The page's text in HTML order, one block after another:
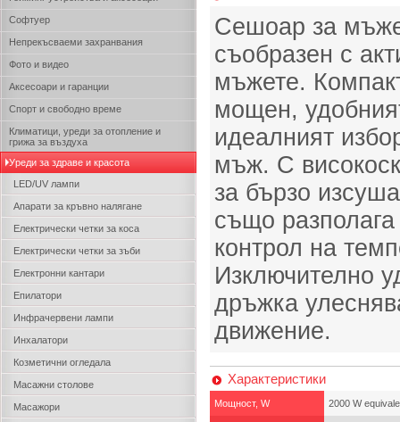
Софтуер
Непрекъсваеми захранвания
Фото и видео
Аксесоари и гаранции
Спорт и свободно време
Климатици, уреди за отопление и
грижа за въздуха
Уреди за здраве и красота
LED/UV лампи
Апарати за кръвно налягане
Електрически четки за коса
Електрически четки за зъби
Електронни кантари
Епилатори
Инфрачервени лампи
Инхалатори
Козметични огледала
Масажни столове
Масажори
Сешоар за
съобразен с
мъжете.
мощен,
идеалният
мъж. С
за бързо
също
контрол на
Изключително
дръжка
движение.
Характеристики
Мощност, W 2000 W